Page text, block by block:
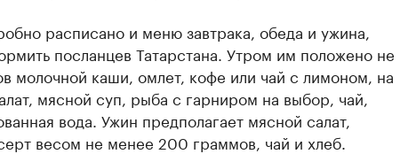
расписано и меню завтрака, обеда и ужина,
посланцев Татарстана. Утром им положено не
молочной каши, омлет, кофе или чай с лимоном, на
мясной суп, рыба с гарниром на выбор, чай,
вода. Ужин предполагает мясной салат,
весом не менее 200 граммов, чай и хлеб.